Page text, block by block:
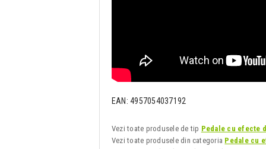
EAN: 4957054037192
Vezi toate produsele de tip Pedale cu efecte
Vezi toate produsele din categoria Pedale cu